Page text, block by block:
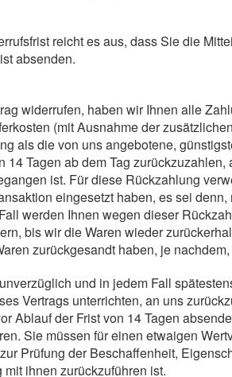
reicht es aus, dass Sie die
absenden.
widerrufen, haben wir Ihnen alle
(mit Ausnahme der
als die von uns angebotene,
14 Tagen ab dem Tag
ist. Für diese Rückzahlung
eingesetzt haben, es sei
werden Ihnen wegen dieser
bis wir die Waren wieder
zurückgesandt haben, je
und in jedem Fall
Vertrags unterrichten, an uns
Ablauf der Frist von 14 Tagen
Sie müssen für einen etwaigen
Prüfung der Beschaffenheit,
ihnen zurückzuführen ist.